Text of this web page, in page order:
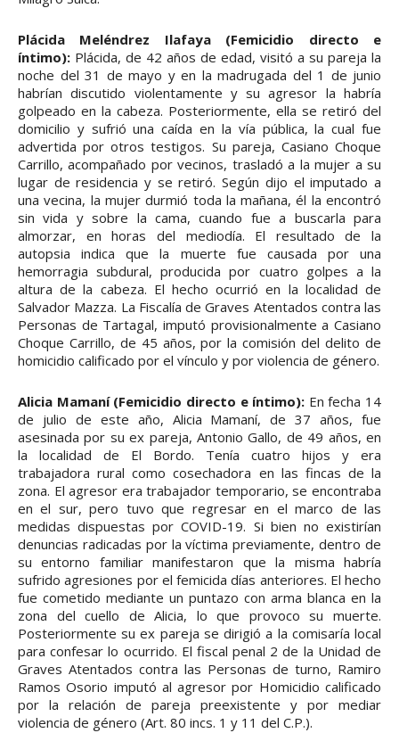
Plácida Meléndrez Ilafaya (Femicidio directo e
íntimo): Plácida, de 42 años de edad, visitó a su pareja la
noche del 31 de mayo y en la madrugada del 1 de junio
habrían discutido violentamente y su agresor la habría
golpeado en la cabeza. Posteriormente, ella se retiró del
domicilio y sufrió una caída en la vía pública, la cual fue
advertida por otros testigos. Su pareja, Casiano Choque
Carrillo, acompañado por vecinos, trasladó a la mujer a su
lugar de residencia y se retiró. Según dijo el imputado a
una vecina, la mujer durmió toda la mañana, él la encontró
sin vida y sobre la cama, cuando fue a buscarla para
almorzar, en horas del mediodía. El resultado de la
autopsia indica que la muerte fue causada por una
hemorragia subdural, producida por cuatro golpes a la
altura de la cabeza. El hecho ocurrió en la localidad de
Salvador Mazza. La Fiscalía de Graves Atentados contra las
Personas de Tartagal, imputó provisionalmente a Casiano
Choque Carrillo, de 45 años, por la comisión del delito de
homicidio calificado por el vínculo y por violencia de género.
Alicia Mamaní (Femicidio directo e íntimo): En fecha 14
de julio de este año, Alicia Mamaní, de 37 años, fue
asesinada por su ex pareja, Antonio Gallo, de 49 años, en
la localidad de El Bordo. Tenía cuatro hijos y era
trabajadora rural como cosechadora en las fincas de la
zona. El agresor era trabajador temporario, se encontraba
en el sur, pero tuvo que regresar en el marco de las
medidas dispuestas por COVID-19. Si bien no existirían
denuncias radicadas por la víctima previamente, dentro de
su entorno familiar manifestaron que la misma habría
sufrido agresiones por el femicida días anteriores. El hecho
fue cometido mediante un puntazo con arma blanca en la
zona del cuello de Alicia, lo que provoco su muerte.
Posteriormente su ex pareja se dirigió a la comisaría local
para confesar lo ocurrido. El fiscal penal 2 de la Unidad de
Graves Atentados contra las Personas de turno, Ramiro
Ramos Osorio imputó al agresor por Homicidio calificado
por la relación de pareja preexistente y por mediar
violencia de género (Art. 80 incs. 1 y 11 del C.P.).